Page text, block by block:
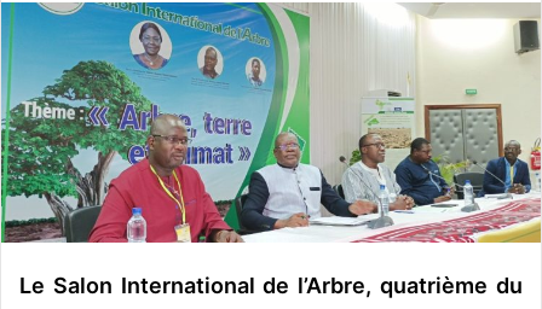
v
o
r
u
n
c
u
Le Salon International de l’Arbre, quatrième du